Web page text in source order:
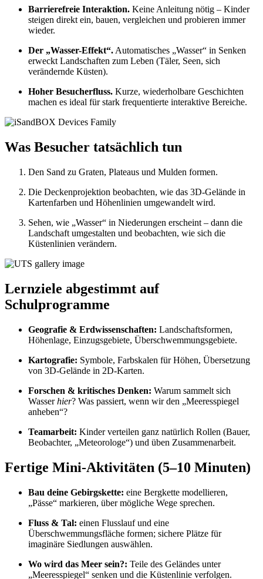
Barrierefreie Interaktion. Keine Anleitung nötig – Kinder
steigen direkt ein, bauen, vergleichen und probieren immer
wieder.
Der „Wasser-Effekt“. Automatisches „Wasser“ in Senken
erweckt Landschaften zum Leben (Täler, Seen, sich
verändernde Küsten).
Hoher Besucherfluss. Kurze, wiederholbare Geschichten
machen es ideal für stark frequentierte interaktive Bereiche.
Was Besucher tatsächlich tun
Den Sand zu Graten, Plateaus und Mulden formen.
Die Deckenprojektion beobachten, wie das 3D-Gelände in
Kartenfarben und Höhenlinien umgewandelt wird.
Sehen, wie „Wasser“ in Niederungen erscheint – dann die
Landschaft umgestalten und beobachten, wie sich die
Küstenlinien verändern.
Lernziele abgestimmt auf
Schulprogramme
Geografie & Erdwissenschaften: Landschaftsformen,
Höhenlage, Einzugsgebiete, Überschwemmungsgebiete.
Kartografie: Symbole, Farbskalen für Höhen, Übersetzung
von 3D-Gelände in 2D-Karten.
Forschen & kritisches Denken: Warum sammelt sich
Wasserhier? Was passiert, wenn wir den „Meeresspiegel
anheben“?
Teamarbeit: Kinder verteilen ganz natürlich Rollen (Bauer,
Beobachter, „Meteorologe“) und üben Zusammenarbeit.
Fertige Mini-Aktivitäten (5–10 Minuten)
Bau deine Gebirgskette: eine Bergkette modellieren,
„Pässe“ markieren, über mögliche Wege sprechen.
Fluss & Tal: einen Flusslauf und eine
Überschwemmungsfläche formen; sichere Plätze für
imaginäre Siedlungen auswählen.
Wo wird das Meer sein?: Teile des Geländes unter
„Meeresspiegel“ senken und die Küstenlinie verfolgen.